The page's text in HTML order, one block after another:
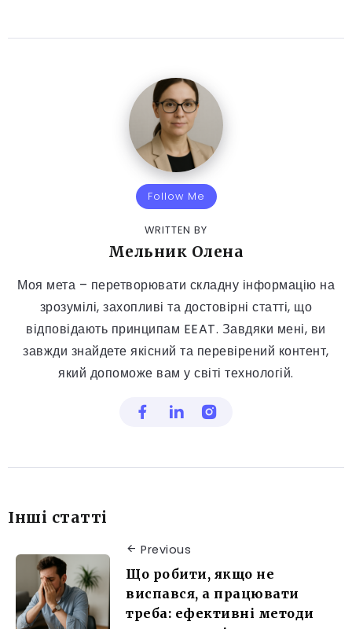
Follow Me
WRITTEN BY
Мельник Олена
Моя мета – перетворювати складну інформацію на
зрозумілі, захопливі та достовірні статті, що
відповідають принципам EEAT. Завдяки мені, ви
завжди знайдете якісний та перевірений контент,
який допоможе вам у світі технологій.
Інші статті
Previous
Що робити, якщо не
виспався, а працювати
треба: ефективні методи